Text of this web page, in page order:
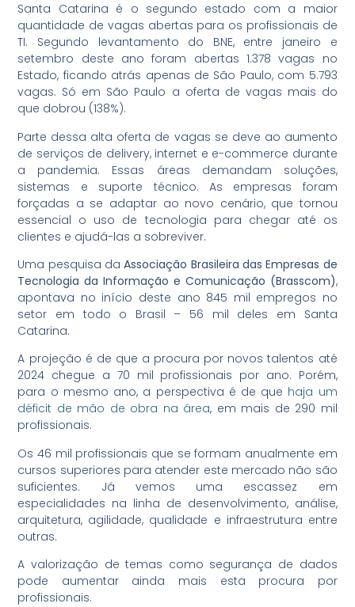
Santa Catarina é o segundo estado com a maior
quantidade de vagas abertas para os profissionais de
TI. Segundo levantamento do BNE, entre janeiro e
setembro deste ano foram abertas 1.378 vagas no
Estado, ficando atrás apenas de São Paulo, com 5.793
vagas. Só em São Paulo a oferta de vagas mais do
que dobrou (138%).
Parte dessa alta oferta de vagas se deve ao aumento
de serviços de delivery, internet e e-commerce durante
a pandemia. Essas áreas demandam soluções,
sistemas e suporte técnico. As empresas foram
forçadas a se adaptar ao novo cenário, que tornou
essencial o uso de tecnologia para chegar até os
clientes e ajudá-las a sobreviver.
Uma pesquisa daAssociação Brasileira das Empresas de
Tecnologia da Informação e Comunicação (Brasscom),
apontava no início deste ano 845 mil empregos no
setor em todo o Brasil – 56 mil deles em Santa
Catarina.
A projeção é de que a procura por novos talentos até
2024 chegue a 70 mil profissionais por ano. Porém,
para o mesmo ano, a perspectiva é de que haja um
déficit de mão de obra na área, em mais de 290 mil
profissionais.
Os 46 mil profissionais que se formam anualmente em
cursos superiores para atender este mercado não são
suficientes. Já vemos uma escassez em
especialidades na linha de desenvolvimento, análise,
arquitetura, agilidade, qualidade e infraestrutura entre
outras.
A valorização de temas como segurança de dados
pode aumentar ainda mais esta procura por
profissionais.